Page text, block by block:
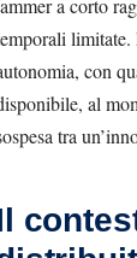
a corto
limitate.
con
al
tra